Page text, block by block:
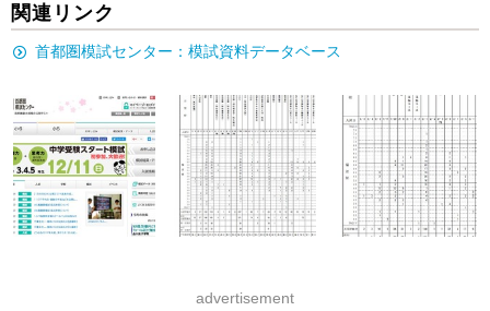
関連リンク
首都圏模試センター：模試資料データベース
advertisement